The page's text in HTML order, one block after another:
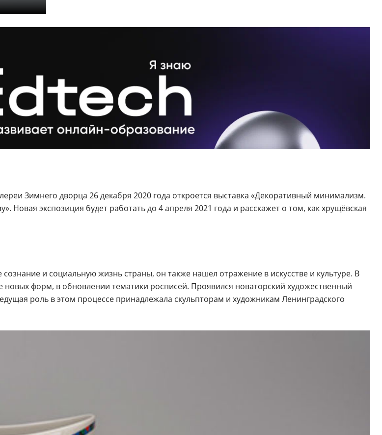
Зимнего дворца 26 декабря 2020 года откроется выставка «Декоративный минимализм.
Новая экспозиция будет работать до 4 апреля 2021 года и расскажет о том, как хрущёвская
и социальную жизнь страны, он также нашел отражение в искусстве и культуре. В
новых форм, в обновлении тематики росписей. Проявился новаторский художественный
роль в этом процессе принадлежала скульпторам и художникам Ленинградского